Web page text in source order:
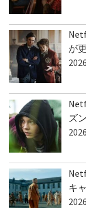
が
ズ
キ